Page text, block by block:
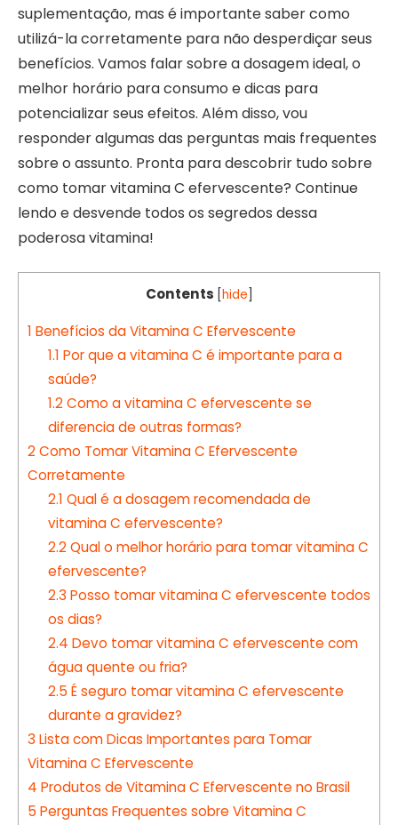
suplementação, mas é importante saber como
utilizá-la corretamente para não desperdiçar seus
benefícios. Vamos falar sobre a dosagem ideal, o
melhor horário para consumo e dicas para
potencializar seus efeitos. Além disso, vou
responder algumas das perguntas mais frequentes
sobre o assunto. Pronta para descobrir tudo sobre
como tomar vitamina C efervescente? Continue
lendo e desvende todos os segredos dessa
poderosa vitamina!
Contents hide
1 Benefícios da Vitamina C Efervescente
1.1 Por que a vitamina C é importante para a
saúde?
1.2Como a vitamina C efervescente se
diferencia de outras formas?
2Como Tomar Vitamina C Efervescente
Corretamente
2.1 Qual é a dosagem recomendada de
vitamina C efervescente?
2.2Qual o melhor horário para tomar vitamina C
efervescente?
2.3 Posso tomar vitamina C efervescente todos
os dias?
2.4 Devo tomar vitamina C efervescente com
água quente ou fria?
2.5 É seguro tomar vitamina C efervescente
durante a gravidez?
3 Lista com Dicas Importantes para Tomar
Vitamina C Efervescente
4 Produtos de Vitamina C Efervescente no Brasil
5 Perguntas Frequentes sobre Vitamina C